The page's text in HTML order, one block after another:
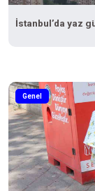
İstanbul’da yaz
Genel